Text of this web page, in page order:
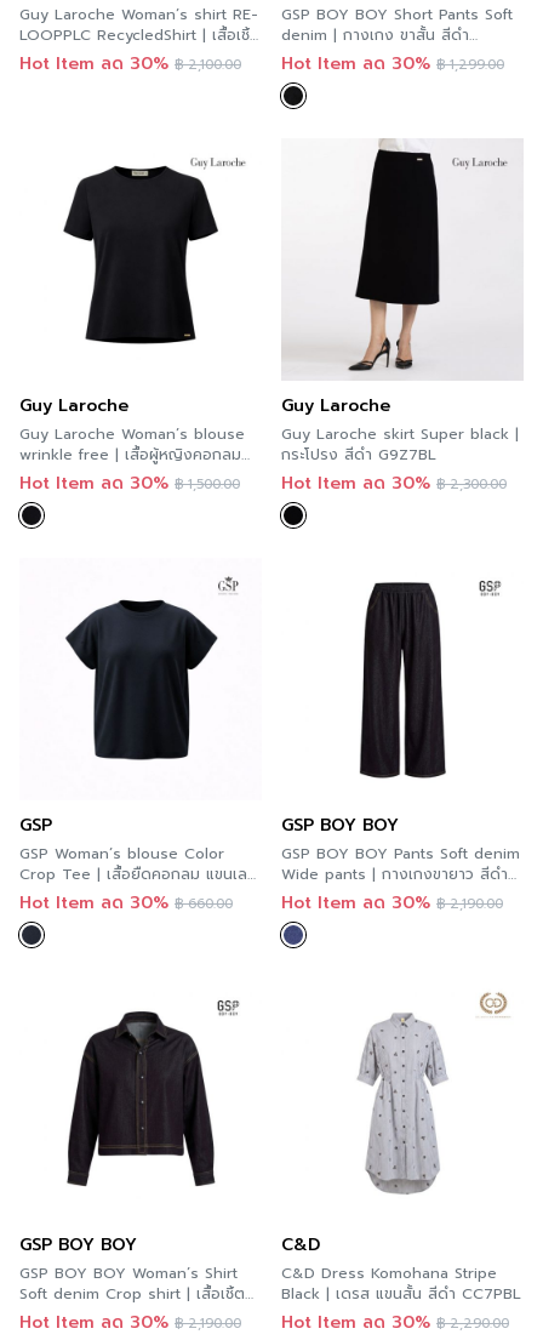
Guy Laroche Woman’s shirt RE-
LOOPPLC RecycledShirt | เสื้อเชิ้ต
แขนยาว สีดำ G9Y1BL
Hot Item ลด 30% ฿2,100.00
GSP BOY BOY Short Pants Soft
denim | กางเกง ขาสั้น สีดำ
DC3JBL
Hot Item ลด 30% ฿1,299.00
Guy Laroche
Guy Laroche Woman’s blouse
wrinkle free | เสื้อผู้หญิงคอกลม
แขนสั้น สีดำ G9ZEBL
Hot Item ลด 30% ฿1,500.00
Guy Laroche
Guy Laroche skirt Super black |
กระโปรง สีดำ G9Z7BL
Hot Item ลด 30% ฿2,300.00
GSP
GSP Woman’s blouse Color
Crop Tee | เสื้อยืดคอกลม แขนเลย
สีดำ P9YKBL
Hot Item ลด 30% ฿660.00
GSP BOY BOY
GSP BOY BOY Pants Soft denim
Wide pants | กางเกงขายาว สีดำ
DC3KBL
Hot Item ลด 30% ฿2,190.00
GSP BOY BOY
GSP BOY BOY Woman’s Shirt
Soft denim Crop shirt | เสื้อเชิ้ต
แขนยาว สีดำ DC3IBL
Hot Item ลด 30% ฿2,190.00
C&D
C&D Dress Komohana Stripe
Black | เดรส แขนสั้น สีดำ CC7PBL
Hot Item ลด 30% ฿2,290.00